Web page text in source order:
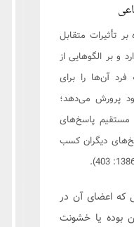
تأثیرات متقابل
و بر الگوهایی از
آن‌ها را برای
پرورش می‌دهد؛
مستقیم پاسخ‌های
دیگران کسب
که اعضای آن در
بوده یا خشونت